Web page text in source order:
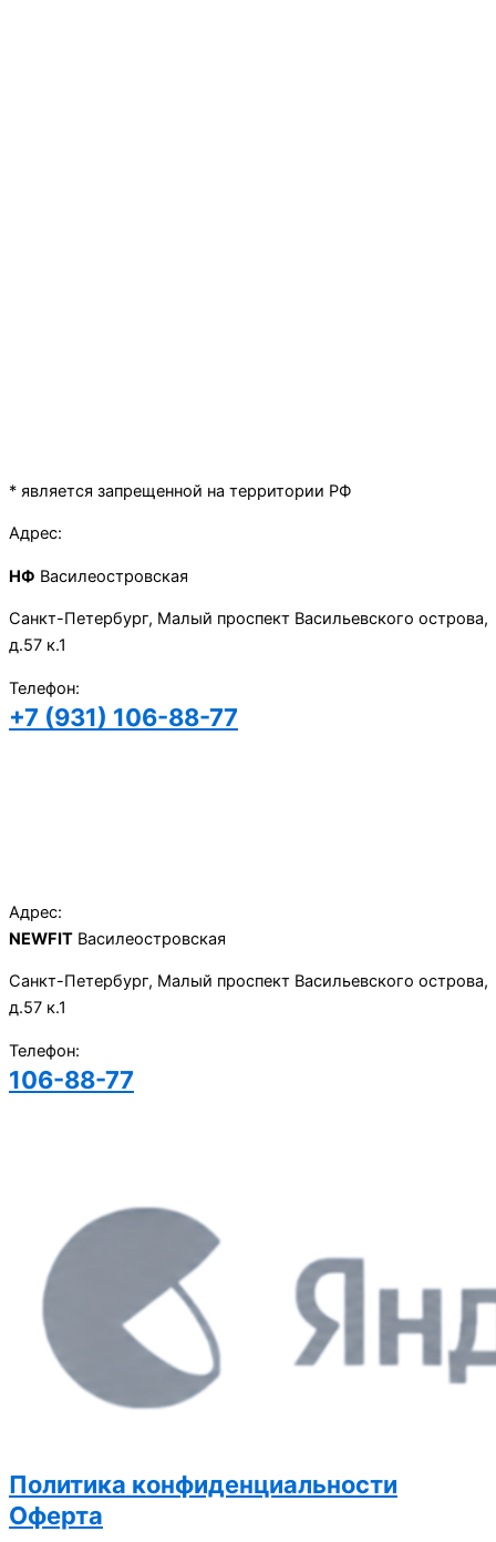
* является запрещенной на территории РФ
Адрес:
НФ Василеостровская
Санкт-Петербург, Малый проспект Васильевского острова,
д.57 к.1
Телефон:
+7 (931) 106-88-77
Адрес:
NEWFIT Василеостровская
Санкт-Петербург, Малый проспект Васильевского острова,
д.57 к.1
Телефон:
106-88-77
Политика конфиденциальности
Оферта